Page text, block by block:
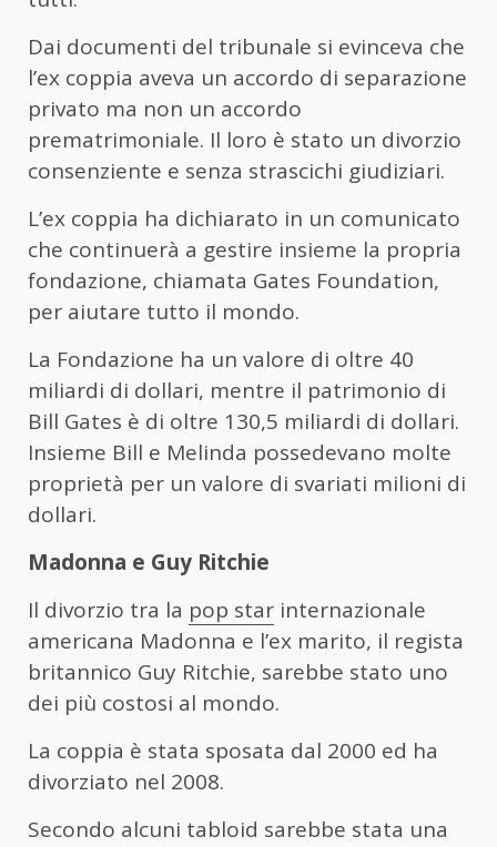
Dai documenti del tribunale si evinceva che
l’ex coppia aveva un accordo di separazione
privato ma non un accordo
prematrimoniale. Il loro è stato un divorzio
consenziente e senza strascichi giudiziari.
L’ex coppia ha dichiarato in un comunicato
che continuerà a gestire insieme la propria
fondazione, chiamata Gates Foundation,
per aiutare tutto il mondo.
La Fondazione ha un valore di oltre 40
miliardi di dollari, mentre il patrimonio di
Bill Gates è di oltre 130,5 miliardi di dollari.
Insieme Bill e Melinda possedevano molte
proprietà per un valore di svariati milioni di
dollari.
Madonna e Guy Ritchie
Il divorzio tra la pop star internazionale
americana Madonna e l’ex marito, il regista
britannico Guy Ritchie, sarebbe stato uno
dei più costosi al mondo.
La coppia è stata sposata dal 2000 ed ha
divorziato nel 2008.
Secondo alcuni tabloid sarebbe stata una